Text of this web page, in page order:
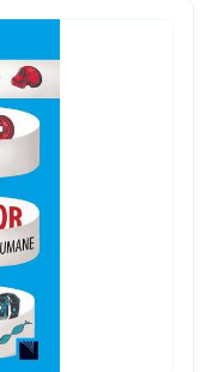
Te sfătuim să
de activitate sau
pentru șefi,
pentru toți cei dragi
demonstrați că ați
lor atunci
arată că vă
cât mai